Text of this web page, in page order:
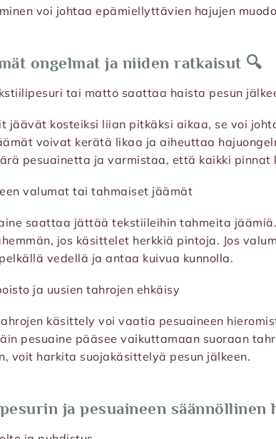
voi johtaa epämiellyttävien hajujen
ongelmat ja niiden ratkaisut 🔍
tai matto saattaa haista pesun
jäävät kosteiksi liian pitkäksi aikaa, se voi
voivat kerätä likaa ja aiheuttaa
pesuainetta ja varmistaa, että kaikki pinnat
valumat tai tahmaiset jäämät
saattaa jättää tekstiileihin tahmeita
jos käsittelet herkkiä pintoja. Jos
vedellä ja antaa kuivua kunnolla.
ja uusien tahrojen ehkäisy
käsittely voi vaatia pesuaineen
pesuaine pääsee vaikuttamaan suoraan
voit harkita suojakäsittelyä pesun jälkeen.
ja pesuaineen